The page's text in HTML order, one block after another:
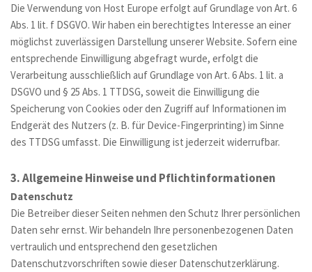
Die Verwendung von Host Europe erfolgt auf Grundlage von Art. 6
Abs. 1 lit. f DSGVO. Wir haben ein berechtigtes Interesse an einer
möglichst zuverlässigen Darstellung unserer Website. Sofern eine
entsprechende Einwilligung abgefragt wurde, erfolgt die
Verarbeitung ausschließlich auf Grundlage von Art. 6 Abs. 1 lit. a
DSGVO und § 25 Abs. 1 TTDSG, soweit die Einwilligung die
Speicherung von Cookies oder den Zugriff auf Informationen im
Endgerät des Nutzers (z. B. für Device-Fingerprinting) im Sinne
des TTDSG umfasst. Die Einwilligung ist jederzeit widerrufbar.
3. Allgemeine Hinweise und Pflicht­informationen
Datenschutz
Die Betreiber dieser Seiten nehmen den Schutz Ihrer persönlichen
Daten sehr ernst. Wir behandeln Ihre personenbezogenen Daten
vertraulich und entsprechend den gesetzlichen
Datenschutzvorschriften sowie dieser Datenschutzerklärung.